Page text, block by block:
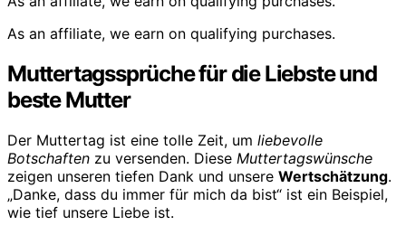
As an affiliate, we earn on qualifying purchases.
Muttertagssprüche für die Liebste und
beste Mutter
Der Muttertag ist eine tolle Zeit, um liebevolle
Botschaften zu versenden. Diese Muttertagswünsche
zeigen unseren tiefen Dank und unsere Wertschätzung.
„Danke, dass du immer für mich da bist“ ist ein Beispiel,
wie tief unsere Liebe ist.